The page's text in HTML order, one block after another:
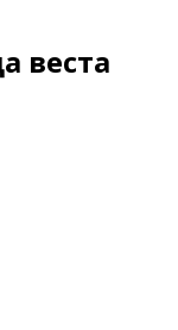
веста